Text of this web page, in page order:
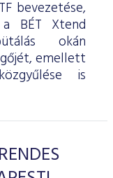
bevezetése,
BÉT Xtend
okán
emellett
is